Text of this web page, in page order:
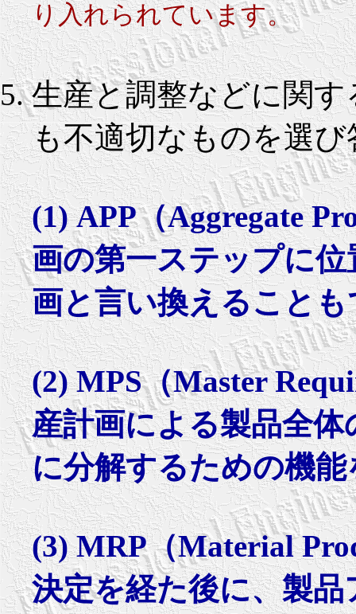
り入れられています。
生産と調整などに関
も不適切なものを選び
(1) APP（Aggregate
画の第一ステップに
画と言い換えること
(2) MPS（Master
産計画による製品全
に分解するための機能
(3) MRP（Material
決定を経た後に、製